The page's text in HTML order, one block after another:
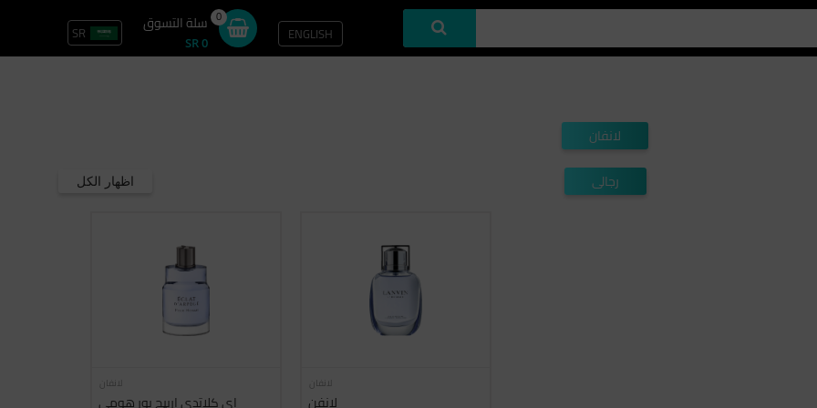
ENGLISH
0 سلة التسوق
SR 0
SRتسجيل الدخول / سجل
لانفان
رجالى
اظهار الكل
لانفان
اي كلاتدي اربيج بور هومي
لانفان
لانفن